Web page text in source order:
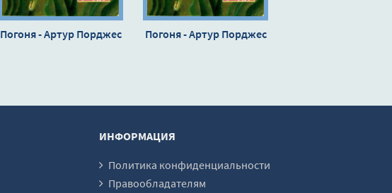
Погоня - Артур Порджес Погоня - Артур Порджес
ИНФОРМАЦИЯ
Политика конфиденциальности
Правообладателям